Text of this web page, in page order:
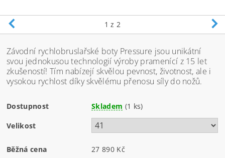
1 z 2
Závodní rychlobruslařské boty Pressure jsou unikátní
svou jednokusou technologií výroby pramenící z 15 let
zkušeností! Tím nabízejí skvělou pevnost, životnost, ale i
vysokou rychlost díky skvělému přenosu síly do nožů.
Dostupnost Skladem (1 ks)
Velikost
Běžná cena 27 890 Kč